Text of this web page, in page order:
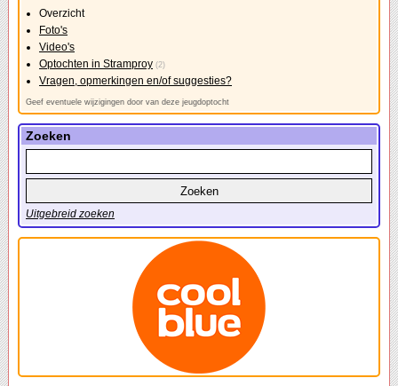
Overzicht
Foto's
Video's
Optochten in Stramproy (2)
Vragen, opmerkingen en/of suggesties?
Geef eventuele wijzigingen door van deze jeugdoptocht
Zoeken
Uitgebreid zoeken